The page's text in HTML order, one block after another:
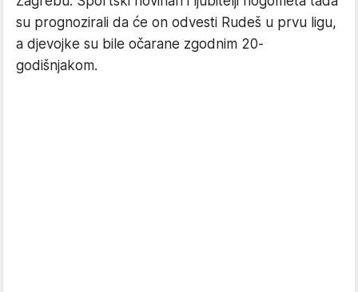
su prognozirali da će on odvesti Rudeš u prvu ligu,
a djevojke su bile očarane zgodnim 20-
godišnjakom.